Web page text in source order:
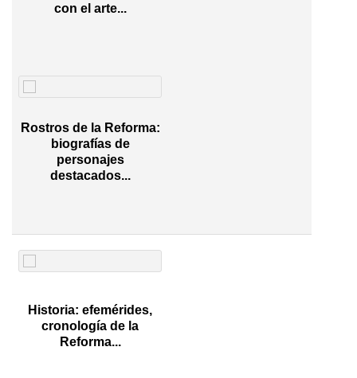
con el arte...
Rostros de la Reforma:
biografías de
personajes
destacados...
Historia: efemérides,
cronología de la
Reforma...